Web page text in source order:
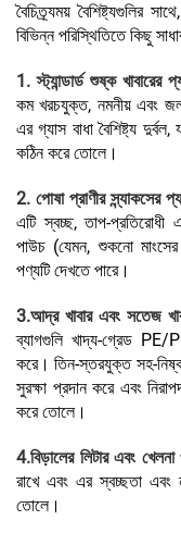
বৈচিত্র্যময় বৈশিষ্ট্যগুলির
বিভিন্ন পরিস্থিতিতে কিছু
1. স্ট্যান্ডার্ড শুষ্ক খাবারের
কম খরচযুক্ত, নমনীয় এবং
এর গ্যাস বাধা বৈশিষ্ট্য দুর্বল,
কঠিন করে তোলে।
2. পোষা প্রাণীর স্ন্যাকসের
এটি স্বচ্ছ, তাপ-প্রতিরোধী
পাউচ (যেমন, শুকনো
পণ্যটি দেখতে পারে।
3.আদ্র খাবার এবং সতেজ
ব্যাগগুলি খাদ্য-গ্রেড PE/
করে। তিন-স্তরযুক্ত সহ-
সুরক্ষা প্রদান করে এবং
করে তোলে।
4.বিড়ালের লিটার এবং খেলনা
রাখে এবং এর স্বচ্ছতা এবং
তোলে।